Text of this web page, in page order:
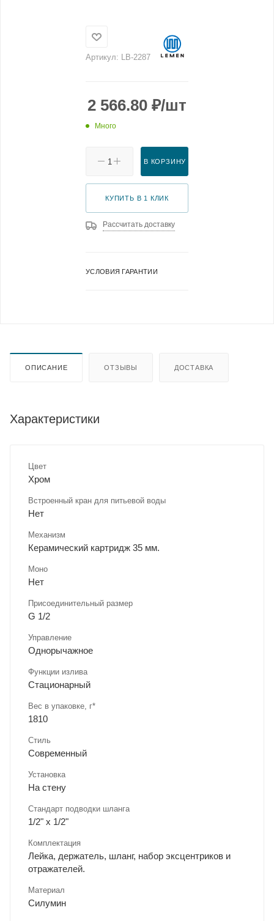
Артикул: LB-2287
2 566.80 ₽/шт
Много
В КОРЗИНУ
КУПИТЬ В 1 КЛИК
Рассчитать доставку
УСЛОВИЯ ГАРАНТИИ
ОПИСАНИЕ ОТЗЫВЫ ДОСТАВКА
Характеристики
Цвет
Хром
Встроенный кран для питьевой воды
Нет
Механизм
Керамический картридж 35 мм.
Моно
Нет
Присоединительный размер
G 1/2
Управление
Однорычажное
Функции излива
Стационарный
Вес в упаковке, г*
1810
Стиль
Современный
Установка
На стену
Стандарт подводки шланга
1/2" x 1/2"
Комплектация
Лейка, держатель, шланг, набор эксцентриков и
отражателей.
Материал
Силумин